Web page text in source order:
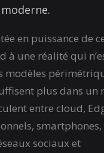
en puissance de
à une réalité qui
modèles
plus dans un
entre cloud,
smartphones,
sociaux et